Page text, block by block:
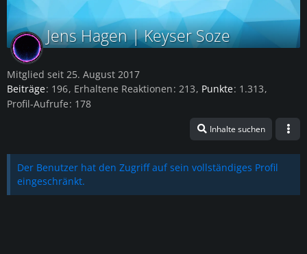
Jens Hagen | Keyser Soze
Mitglied seit 25. August 2017
Beiträge 196 Erhaltene Reaktionen 213 Punkte 1.313
Profil-Aufrufe 178
Inhalte suchen
Der Benutzer hat den Zugriff auf sein vollständiges Profil
eingeschränkt.